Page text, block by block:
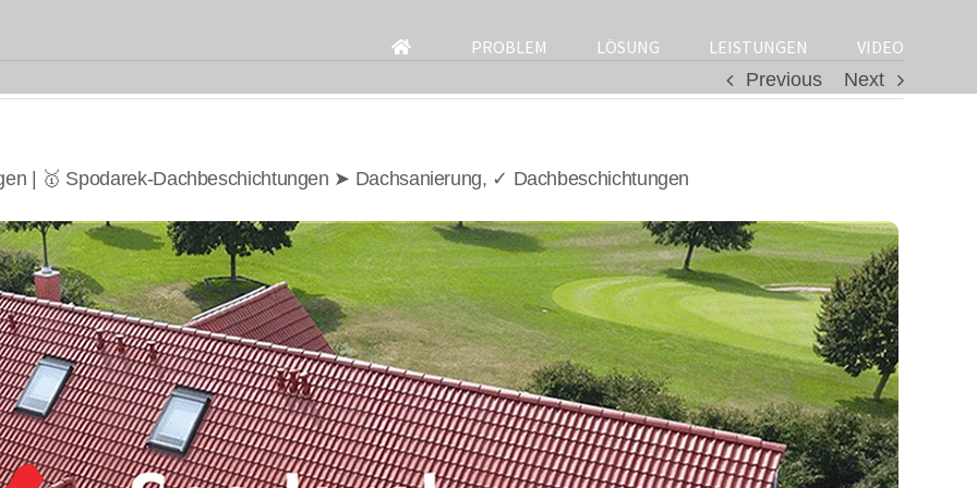
for:
PROBLEM LÖSUNG LEISTUNGEN
VIDEO
Previous
Next
| 🥇 Spodarek-Dachbeschichtungen ➤ Dachsanierung, ✓ Dachbeschichtungen